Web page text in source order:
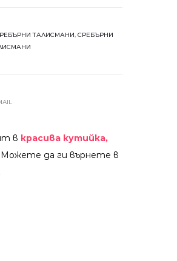
ТАЛИСМАНИ, СРЕБЪРНИ
в красива кутийка,
Можете да ги върнете в